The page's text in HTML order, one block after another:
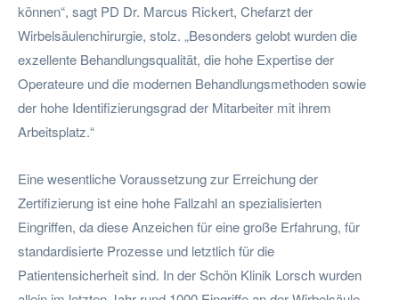
können“, sagt PD Dr. Marcus Rickert, Chefarzt der
Wirbelsäulenchirurgie, stolz. „Besonders gelobt wurden die
exzellente Behandlungsqualität, die hohe Expertise der
Operateure und die modernen Behandlungsmethoden sowie
der hohe Identifizierungsgrad der Mitarbeiter mit ihrem
Arbeitsplatz.“
Eine wesentliche Voraussetzung zur Erreichung der
Zertifizierung ist eine hohe Fallzahl an spezialisierten
Eingriffen, da diese Anzeichen für eine große Erfahrung, für
standardisierte Prozesse und letztlich für die
Patientensicherheit sind. In der Schön Klinik Lorsch wurden